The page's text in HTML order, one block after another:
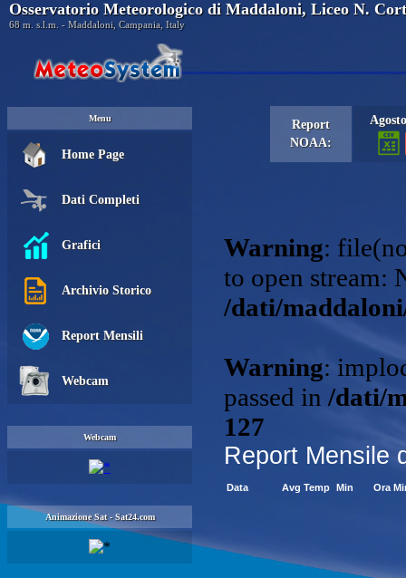
Osservatorio Meteorologico di Maddaloni, Liceo N.
68 m. s.l.m. - Maddaloni, Campania, Italy
Menu
Home Page
Dati Completi
Grafici
Archivio Storico
Report Mensili
Webcam
Webcam
Animazione Sat - Sat24.com
Report
NOAA: